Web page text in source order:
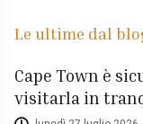
Le ultime dal
Cape Town è
visitarla in